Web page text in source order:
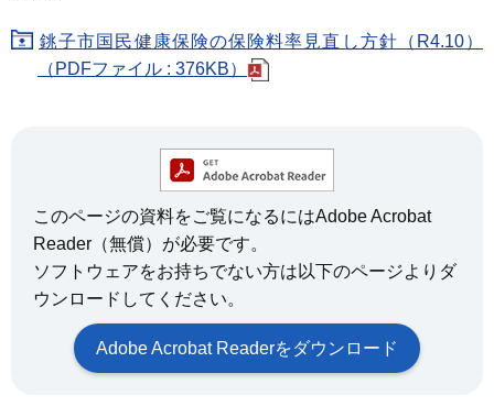
銚子市国民健康保険の保険料率見直し方針（R4.10）
（PDFファイル : 376KB）
このページの資料をご覧になるにはAdobe Acrobat
Reader（無償）が必要です。
ソフトウェアをお持ちでない方は以下のページよりダ
ウンロードしてください。
Adobe Acrobat Readerをダウンロード